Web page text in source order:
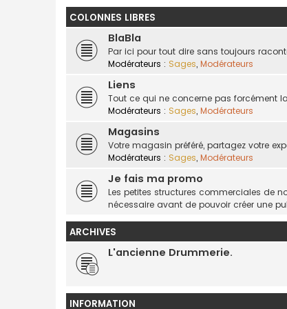
COLONNES LIBRES
BlaBla
Par ici pour tout dire sans toujours
Modérateurs : Sages, Modérateurs
Liens
Tout ce qui ne concerne pas forcément
Modérateurs : Sages, Modérateurs
Magasins
Votre magasin préféré, partagez votre
Modérateurs : Sages, Modérateurs
Je fais ma promo
Les petites structures commerciales de
nécessaire avant de pouvoir créer une
ARCHIVES
L'ancienne Drummerie.
INFORMATION